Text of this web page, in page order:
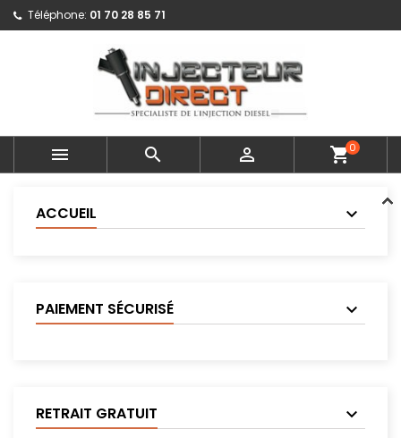
Téléphone: 01 70 28 85 71
   shopping_cart0
ACCUEIL
PAIEMENT SÉCURISÉ
RETRAIT GRATUIT